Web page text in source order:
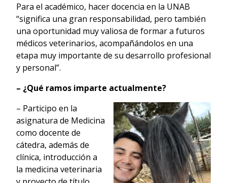
Para el académico, hacer docencia en la UNAB
“significa una gran responsabilidad, pero también
una oportunidad muy valiosa de formar a futuros
médicos veterinarios, acompañándolos en una
etapa muy importante de su desarrollo profesional
y personal”.
– ¿Qué ramos imparte actualmente?
– Participo en la
asignatura de Medicina
como docente de
cátedra, además de
clínica, introducción a
la medicina veterinaria